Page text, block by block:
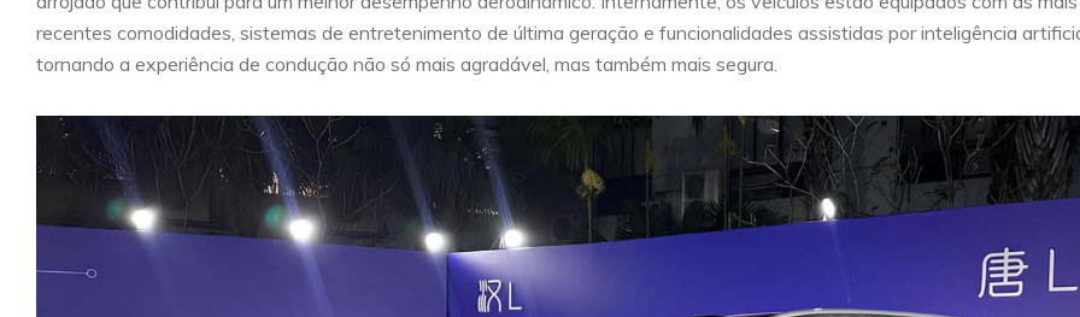
recentes comodidades, sistemas de entretenimento de última geração e funcionalidades assistidas por inteligência
tornando a experiência de condução não só mais agradável, mas também mais segura.